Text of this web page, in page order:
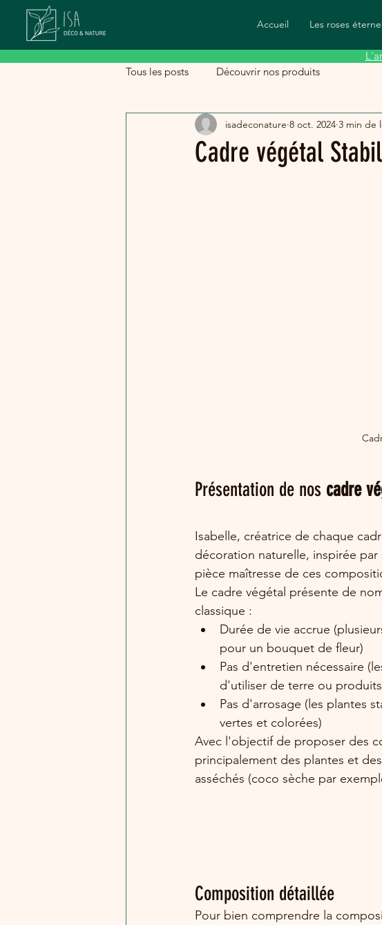
Accueil Les roses
Tous les posts Découvrir nos produits
Cadre végétal
isadeconature 8 oct. 2024 3 min de
Présentation de nos cadre
Isabelle, créatrice de chaque
décoration naturelle, inspirée
pièce maîtresse de ces
Le cadre végétal présente de
classique :
Durée de vie accrue
pour un bouquet de fleur)
Pas d'entretien nécessaire
d'utiliser de terre ou
Pas d'arrosage (les plantes
vertes et colorées)
Avec l'objectif de proposer des
principalement des plantes et
asséchés (coco sèche par
Composition détaillée
Pour bien comprendre la